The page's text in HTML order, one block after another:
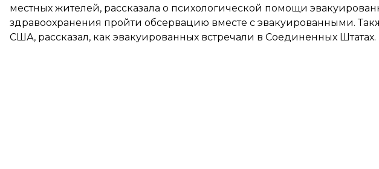
местных жителей, рассказала о психологической помощи
здравоохранения пройти обсервацию вместе с эвакуированными.
США, рассказал, как эвакуированных встречали в Соединенных Штатах.